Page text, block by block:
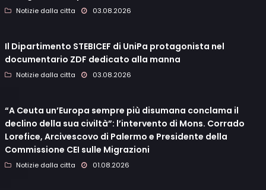
Notizie dalla citta 03.08.2026
Il Dipartimento STEBICEF di UniPa protagonista nel
documentario ZDF dedicato alla manna
Notizie dalla citta 03.08.2026
“A Ceuta un’Europa sempre più disumana conclama il
declino della sua civiltà”: l’intervento di Mons. Corrado
Lorefice, Arcivescovo di Palermo e Presidente della
Commissione CEI sulle Migrazioni
Notizie dalla citta 01.08.2026